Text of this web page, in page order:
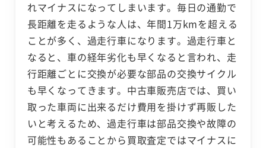
れマイナスになってしまいます。毎日の通勤で
長距離を走るような人は、年間1万kmを超える
ことが多く、過走行車になります。過走行車と
なると、車の経年劣化も早くなると言われ、走
行距離ごとに交換が必要な部品の交換サイクル
も早くなってきます。中古車販売店では、買い
取った車両に出来るだけ費用を掛けず再販した
いと考えるため、過走行車は部品交換や故障の
可能性もあることから買取査定ではマイナスに